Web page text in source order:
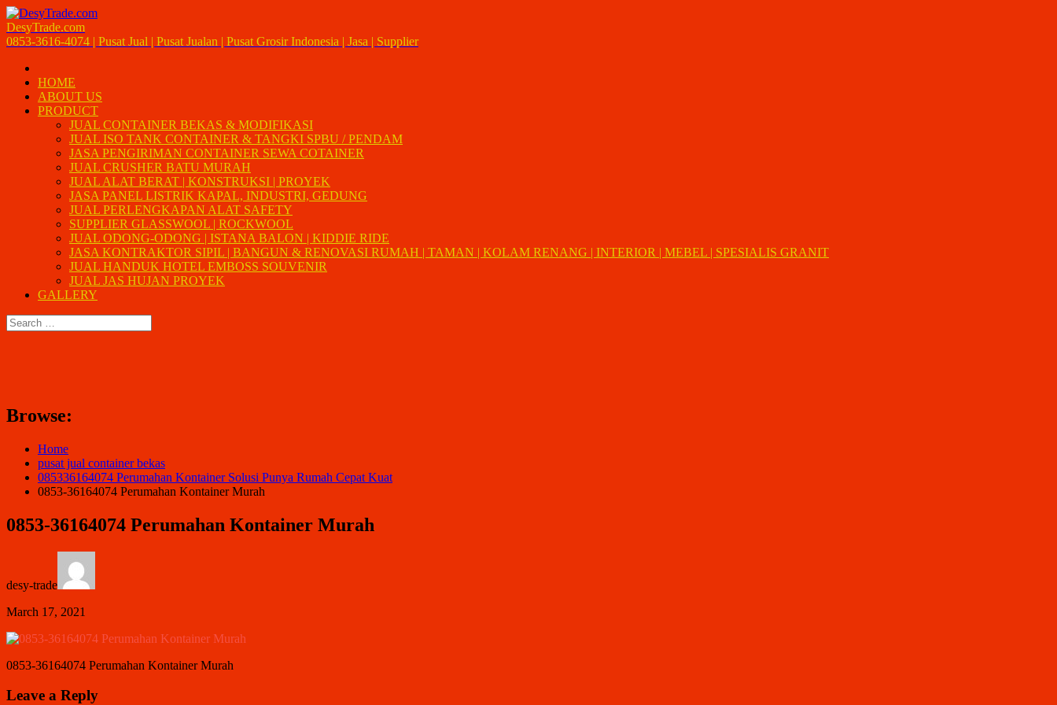
DesyTrade.com
0853-3616-4074 | Pusat Jual | Pusat Jualan | Pusat Grosir Indonesia | Jasa | Supplier
HOME
ABOUT US
PRODUCT
JUAL CONTAINER BEKAS & MODIFIKASI
JUAL ISO TANK CONTAINER & TANGKI SPBU / PENDAM
JASA PENGIRIMAN CONTAINER SEWA COTAINER
JUAL CRUSHER BATU MURAH
JUAL ALAT BERAT | KONSTRUKSI | PROYEK
JASA PANEL LISTRIK KAPAL, INDUSTRI, GEDUNG
JUAL PERLENGKAPAN ALAT SAFETY
SUPPLIER GLASSWOOL | ROCKWOOL
JUAL ODONG-ODONG | ISTANA BALON | KIDDIE RIDE
JASA KONTRAKTOR SIPIL | BANGUN & RENOVASI RUMAH | TAMAN | KOLAM RENANG | INTERIOR | MEBEL | SPESIALIS GRANIT
JUAL HANDUK HOTEL EMBOSS SOUVENIR
JUAL JAS HUJAN PROYEK
GALLERY
Browse:
Home
pusat jual container bekas
085336164074 Perumahan Kontainer Solusi Punya Rumah Cepat Kuat
0853-36164074 Perumahan Kontainer Murah
0853-36164074 Perumahan Kontainer Murah
desy-trade
March 17, 2021
0853-36164074 Perumahan Kontainer Murah
Leave a Reply